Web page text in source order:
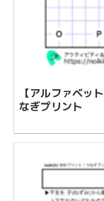
【アルファベッ
なぎプリント